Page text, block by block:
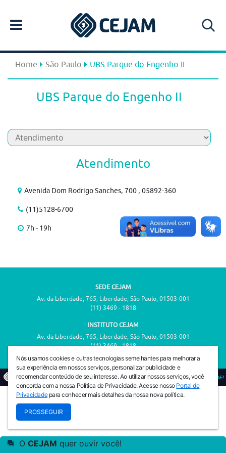
Home São Paulo UBS Parque do Engenho II
UBS Parque do Engenho II
Atendimento
Avenida Dom Rodrigo Sanches, 700 , 05892-360
(11)5128-6700
7h - 19h
SEDE CEJAM
Av. da Liberdade, 765, Liberdade, São Paulo, 01503-001
(11) 3469 - 1818
INSTITUTO CEJAM
Av. da Liberdade, 765, Liberdade, São Paulo, 01503-001
(11) 3469 - 1818
© 2026 PREVENIR É VIVER COM QUALIDADE!
Nós usamos cookies e outras tecnologias semelhantes para melhorar a
sua experiência em nossos serviços, personalizar publicidade e
recomendar conteúdo de seu interesse. Ao utilizar nossos serviços, você
concorda com a nossa Política de Privacidade. Acesse nosso Portal de
Privacidadepara conhecer mais detalhes da nossa nova política.
PROSSEGUIR
O CEJAM quer ouvir você!